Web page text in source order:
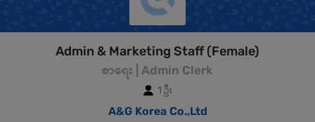
Admin & Marketing Staff (Female)
စာရေး | Admin Clerk
1 ဦး
A&G Korea Co.,Ltd